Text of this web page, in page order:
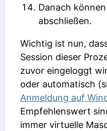
Danach
abschließen.
Wichtig ist nun,
Session dieser
zuvor eingeloggt
oder automatisch
Anmeldung auf
Empfehlenswert
immer virtuelle